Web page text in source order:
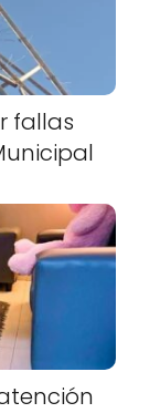
fallas